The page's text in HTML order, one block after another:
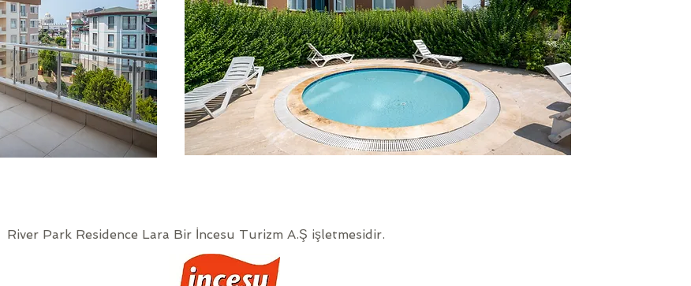
GENİŞ BALKON
River Park Residence Lara Bir İncesu Turizm A.Ş işletmesidir.